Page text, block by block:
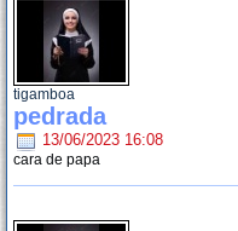
tigamboa
pedrada
13/06/2023 16:08
cara de papa